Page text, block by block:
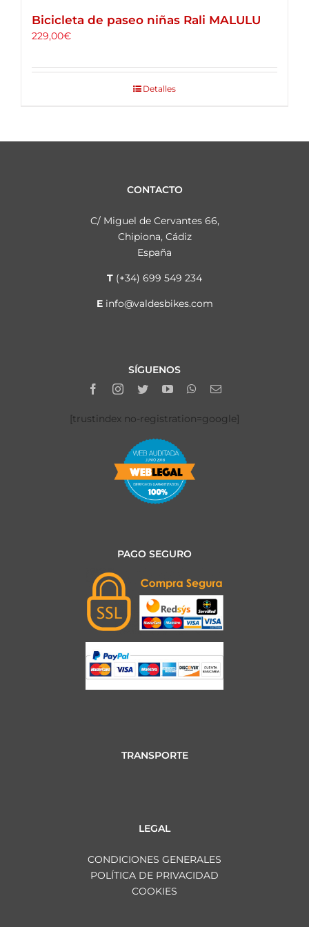
Bicicleta de paseo niñas Rali MALULU
229,00€
Detalles
CONTACTO
C/ Miguel de Cervantes 66,
Chipiona, Cádiz
España
T (+34) 699 549 234
E info@valdesbikes.com
SÍGUENOS
[trustindex no-registration=google]
PAGO SEGURO
TRANSPORTE
LEGAL
CONDICIONES GENERALES
POLÍTICA DE PRIVACIDAD
COOKIES